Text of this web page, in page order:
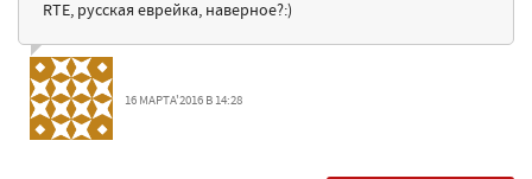
RTE, русская еврейка, наверное?:)
16 МАРТА'2016 В 14:28